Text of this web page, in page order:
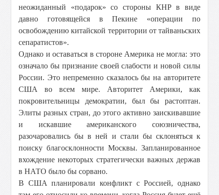
неожиданный «подарок» со стороны КНР в виде
давно готовящейся в Пекине «операции по
освобождению китайской территории от тайваньских
сепаратистов».
Однако и оставаться в стороне Америка не могла: это
означало бы признание своей слабости и новой силы
России. Это непременно сказалось бы на авторитете
США во всем мире. Авторитет Америки, как
покровительницы демократии, был бы растоптан.
Элиты разных стран, до этого активно заискивавшие
и искавшие американского союзничества,
разочаровались бы в ней и стали бы склоняться к
поиску благосклонности Москвы. Запланированное
вхождение некоторых стратегически важных держав
в НАТО было бы сорвано.
В США планировали конфликт с Россией, однако